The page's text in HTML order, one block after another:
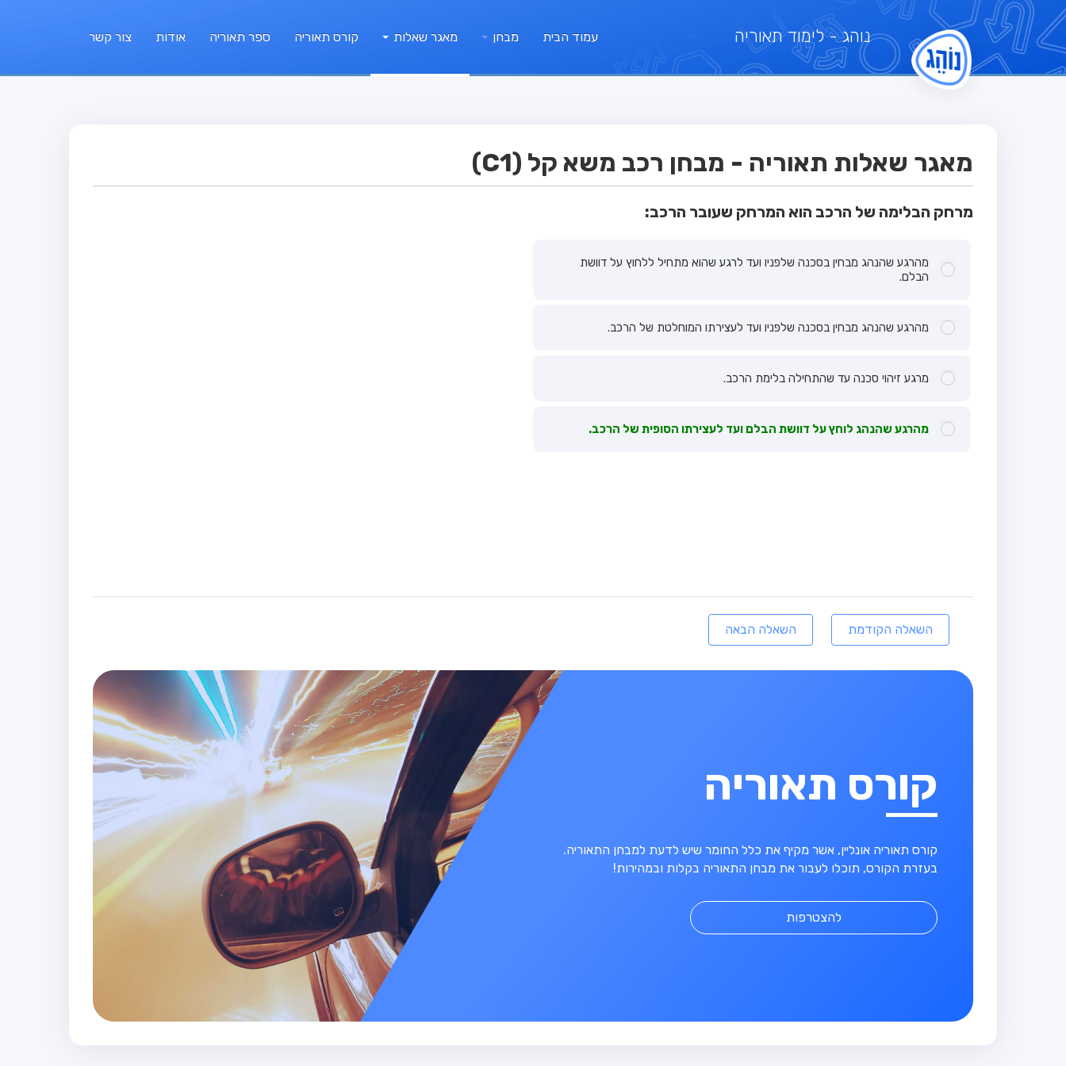
נוהג- לימוד תאוריה עמוד הבית מבחן מאגר שאלות קורס תאוריה ספר תאוריה אודות צור קשר
מאגר שאלות תאוריה - מבחן רכב משא קל (C1)
מרחק הבלימה של הרכב הוא המרחק שעובר הרכב:
מהרגע שהנהג מבחין בסכנה שלפניו ועד לרגע שהוא מתחיל ללחוץ על דוושת
הבלם.
מהרגע שהנהג מבחין בסכנה שלפניו ועד לעצירתו המוחלטת של הרכב.
מרגע זיהוי סכנה עד שהתחילה בלימת הרכב.
מהרגע שהנהג לוחץ על דוושת הבלם ועד לעצירתו הסופית של הרכב.
השאלה הקודמת השאלה הבאה
קורס תאוריה
קורס תאוריה אונליין, אשר מקיף את כלל החומר שיש לדעת למבחן התאוריה.
בעזרת הקורס, תוכלו לעבור את מבחן התאוריה בקלות ובמהירות!
להצטרפות